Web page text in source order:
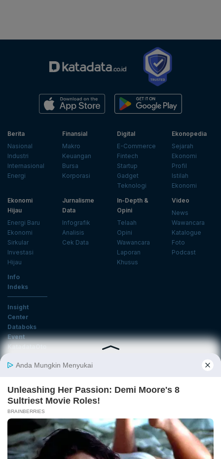
Berita
Nasional
Industri
Internasional
Energi
Finansial
Makro
Keuangan
Bursa
Korporasi
Digital
E-Commerce
Fintech
Startup
Gadget
Teknologi
Ekonopedia
Sejarah
Ekonomi
Profil
Istilah
Ekonomi
Ekonomi
Hijau
Energi Baru
Ekonomi
Sirkular
Investasi
Hijau
Jurnalisme
Data
Infografik
Analisis
Cek Data
In-Depth &
Opini
Telaah
Opini
Wawancara
Laporan
Khusus
Video
News
Wawancara
Katalogue
Foto
Podcast
Info
Indeks
Insight
Center
Databoks
Event
KatadataOto
Email